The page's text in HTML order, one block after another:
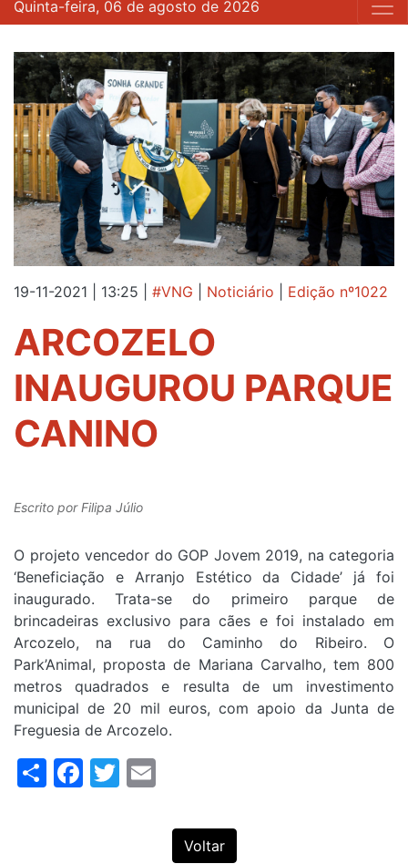
Quinta-feira, 06 de agosto de 2026
19-11-2021 | 13:25 #VNG Noticiário Edição nº1022
ARCOZELO
INAUGUROU PARQUE
CANINO
Escrito porFilipa Júlio
O projeto vencedor do GOP Jovem 2019, na categoria
‘Beneficiação e Arranjo Estético da Cidade’ já foi
inaugurado. Trata-se do primeiro parque de
brincadeiras exclusivo para cães e foi instalado em
Arcozelo, na rua do Caminho do Ribeiro. O
Park’Animal, proposta de Mariana Carvalho, tem 800
metros quadrados e resulta de um investimento
municipal de 20 mil euros, com apoio da Junta de
Freguesia de Arcozelo.
ShareFacebook
Twitter
Voltar